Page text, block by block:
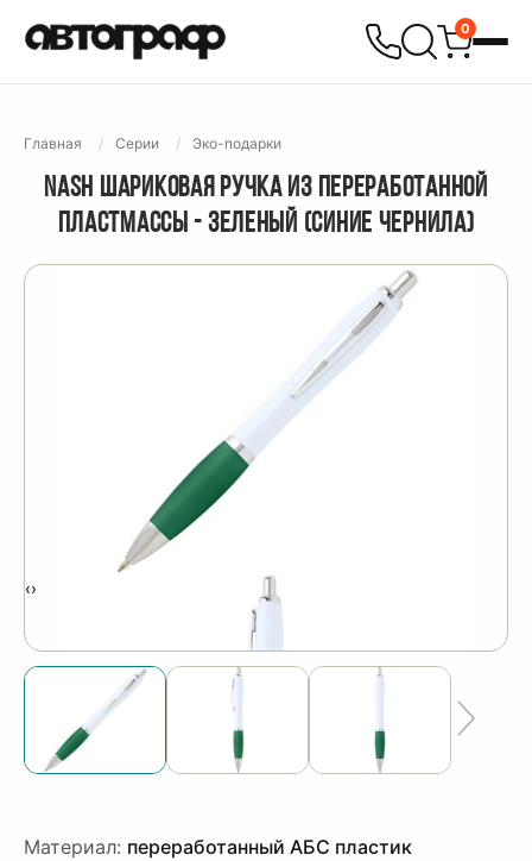
0
Главная Серии Эко-подарки
NASH ШАРИКОВАЯ РУЧКА ИЗ ПЕРЕРАБОТАННОЙ
ПЛАСТМАССЫ - ЗЕЛЕНЫЙ (СИНИЕ ЧЕРНИЛА)
‹›
Материал: переработанный АБС пластик